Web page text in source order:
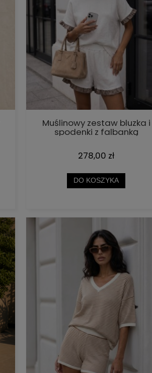
Muślinowy zestaw bluzka i
spodenki z falbanką
278,00 zł
DO KOSZYKA